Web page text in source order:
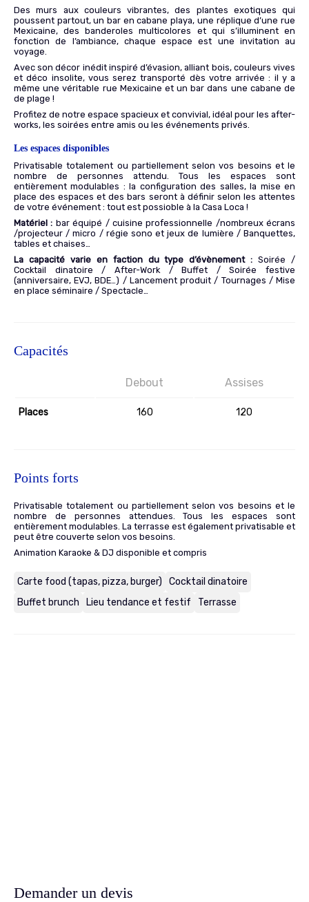
Des murs aux couleurs vibrantes, des plantes exotiques qui
poussent partout, un bar en cabane playa, une réplique d’une rue
Mexicaine, des banderoles multicolores et qui s’illuminent en
fonction de l’ambiance, chaque espace est une invitation au
voyage.
Avec son décor inédit inspiré d’évasion, alliant bois, couleurs vives
et déco insolite, vous serez transporté dès votre arrivée : il y a
même une véritable rue Mexicaine et un bar dans une cabane de
de plage !
Profitez de notre espace spacieux et convivial, idéal pour les after-
works, les soirées entre amis ou les événements privés.
Les espaces disponibles
Privatisable totalement ou partiellement selon vos besoins et le
nombre de personnes attendu. Tous les espaces sont
entièrement modulables : la configuration des salles, la mise en
place des espaces et des bars seront à définir selon les attentes
de votre événement : tout est possioble à la Casa Loca !
Matériel : bar équipé / cuisine professionnelle /nombreux écrans
/projecteur / micro / régie sono et jeux de lumière / Banquettes,
tables et chaises…
La capacité varie en faction du type d’évènement :Soirée /
Cocktail dinatoire / After-Work / Buffet / Soirée festive
(anniversaire, EVJ, BDE…) / Lancement produit / Tournages / Mise
en place séminaire / Spectacle…
Capacités
Debout Assises
Places 160 120
Points forts
Privatisable totalement ou partiellement selon vos besoins et le
nombre de personnes attendues. Tous les espaces sont
entièrement modulables. La terrasse est également privatisable et
peut être couverte selon vos besoins.
Animation Karaoke & DJ disponible et compris
Carte food (tapas, pizza, burger)
Cocktail dinatoire
Buffet brunch
Lieu tendance et festif Terrasse
Demander un devis